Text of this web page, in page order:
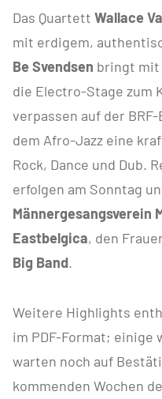
Das Quartett Wallace
mit erdigem,
Be Svendsen bringt mit
die Electro-Stage zum
verpassen auf der
dem Afro-Jazz eine
Rock, Dance und Dub.
erfolgen am Sonntag
Männergesangsverein
Eastbelgica, den
Big Band.
Weitere Highlights
im PDF-Format; einige
warten noch auf
kommenden Wochen